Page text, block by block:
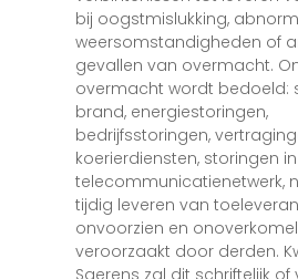
bij oogstmislukking,
weersomstandigheden of
gevallen van overmacht.
overmacht wordt bedoeld:
brand, energiestoringen,
bedrijfsstoringen,
koerierdiensten, storingen
telecommunicatienetwerk,
tijdig leveren van
onvoorzien en
veroorzaakt door derden.
Saerens zal dit schriftelijk of